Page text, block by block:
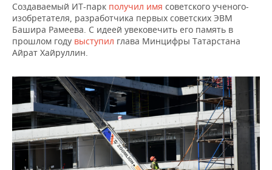
Создаваемый ИТ-парк получил имя советского ученого-
изобретателя, разработчика первых советских ЭВМ
Башира Рамеева. С идеей увековечить его память в
прошлом году выступил глава Минцифры Татарстана
Айрат Хайруллин.